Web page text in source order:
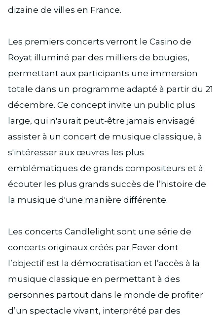
dizaine de villes en France.
Les premiers concerts verront le Casino de
Royat illuminé par des milliers de bougies,
permettant aux participants une immersion
totale dans un programme adapté à partir du 21
décembre. Ce concept invite un public plus
large, qui n'aurait peut-être jamais envisagé
assister à un concert de musique classique, à
s'intéresser aux œuvres les plus
emblématiques de grands compositeurs et à
écouter les plus grands succès de l’histoire de
la musique d'une manière différente.
Les concerts Candlelight sont une série de
concerts originaux créés par Fever dont
l’objectif est la démocratisation et l’accès à la
musique classique en permettant à des
personnes partout dans le monde de profiter
d’un spectacle vivant, interprété par des